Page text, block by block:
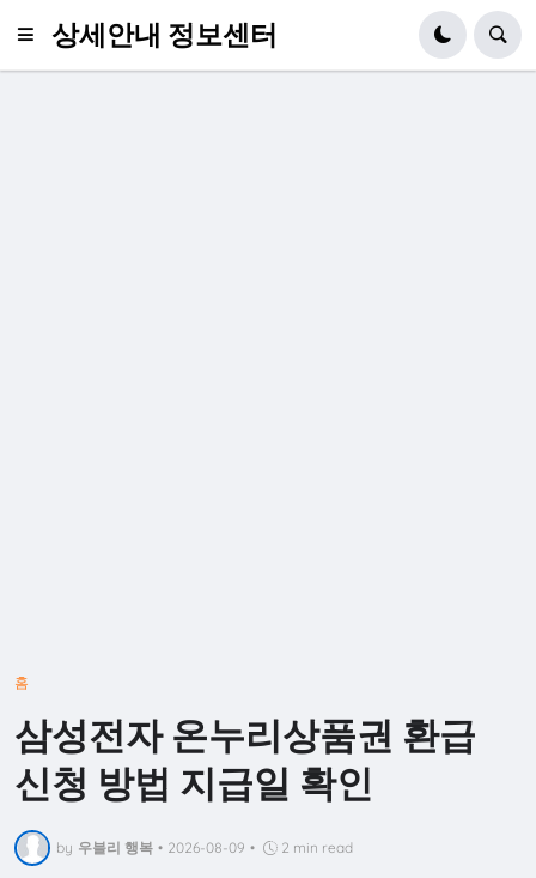
상세안내 정보센터
홈
삼성전자 온누리상품권 환급
신청 방법 지급일 확인
by 우블리 행복 • 2026-08-09 • 2 min read